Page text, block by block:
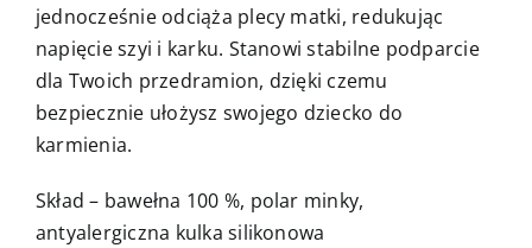
jednocześnie odciąża plecy matki, redukując
napięcie szyi i karku. Stanowi stabilne podparcie
dla Twoich przedramion, dzięki czemu
bezpiecznie ułożysz swojego dziecko do
karmienia.
Skład – bawełna 100 %, polar minky,
antyalergiczna kulka silikonowa